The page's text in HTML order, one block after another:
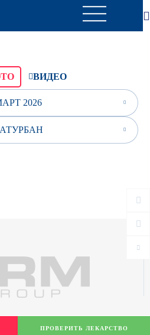
ВИДЕО
2026
ПРОВЕРИТЬ ЛЕКАРСТВО